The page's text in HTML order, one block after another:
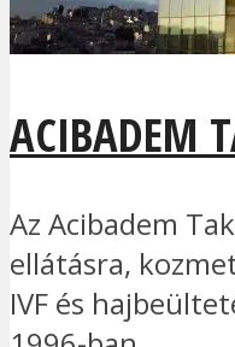
ACIBADEM
Az Acibadem
ellátásra,
IVF és